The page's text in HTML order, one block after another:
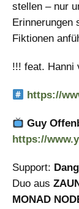
stellen – nur
Erinnerungen
Fiktionen
!!! feat. Hanni
https://
Guy
https://
Support:
Duo aus
MONAD